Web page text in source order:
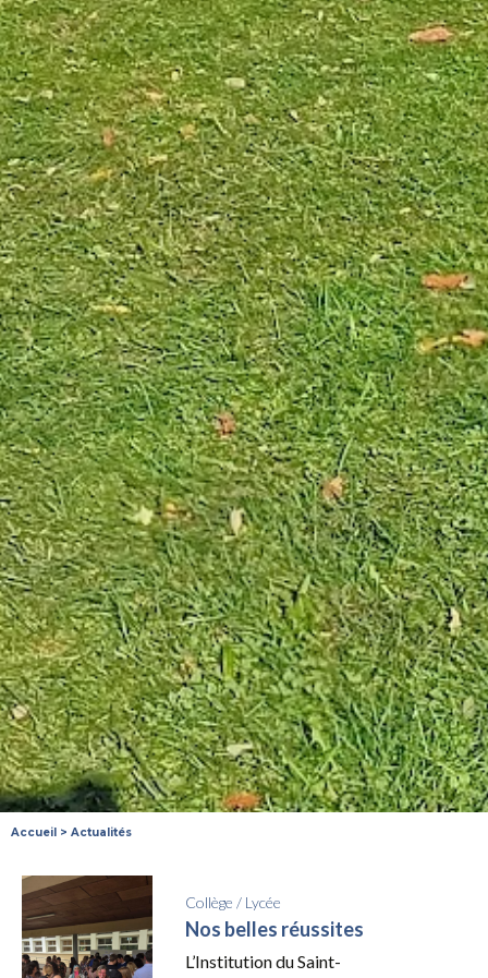
Accueil > Actualités
Collège / Lycée
Nos belles réussites
L’Institution du Saint-